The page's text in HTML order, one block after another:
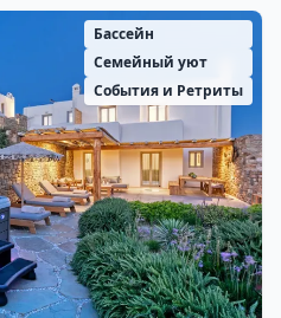
Бассейн
Семейный уют
События и Ретриты